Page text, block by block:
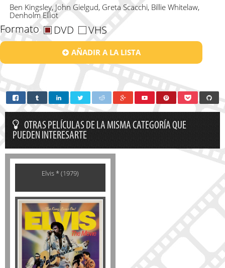
Ben Kingsley, John Gielgud, Greta Scacchi, Billie Whitelaw,
Denholm Elliot
Formato DVD VHS
AÑADIR A LA LISTA
OTRAS PELÍCULAS DE LA MISMA CATEGORÍA QUE
PUEDEN INTERESARTE
Elvis * (1979)